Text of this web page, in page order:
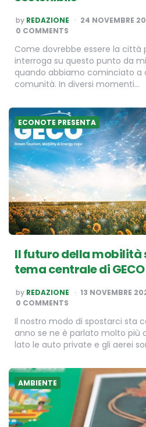
POSTED
BY
by REDAZIONE 24 NOVEMBRE
0 COMMENTS
Come dovrebbe essere la città
interroga su questo punto da
quando abbiamo cominciato a
comunità. In diversi momenti…
ECONOTE PRESENTA
Il futuro della mobilità
tema centrale di GECO
POSTED
BY
by REDAZIONE 13 NOVEMBRE
0 COMMENTS
Il nostro modo di spostarci sta
anno se ne è parlato molto più
lato le auto private e gli aerei
AMBIENTE